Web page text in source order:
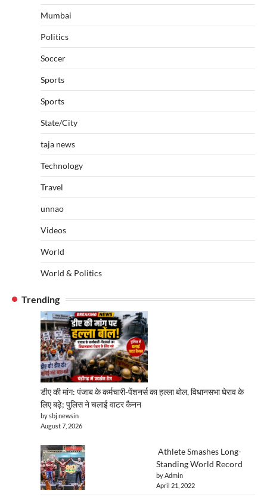
Mumbai
Politics
Soccer
Sports
Sports
State/City
taja news
Technology
Travel
unnao
Videos
World
World & Politics
Trending
डीए की मांग: पंजाब के कर्मचारी-पेंशनर्स का हल्ला बोल, विधानसभा घेराव के
लिए बढ़े; पुलिस ने चलाई वाटर कैनन
by sbj newsin
August 7, 2026
Athlete Smashes Long-
Standing World Record
by Admin
April 21, 2022